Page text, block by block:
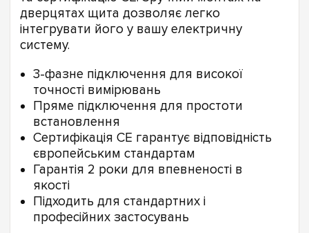
дверцятах щита дозволяє легко
інтегрувати його у вашу електричну
систему.
3-фазне підключення для високої
точності вимірювань
Пряме підключення для простоти
встановлення
Сертифікація CE гарантує відповідність
європейським стандартам
Гарантія 2 роки для впевненості в
якості
Підходить для стандартних і
професійних застосувань